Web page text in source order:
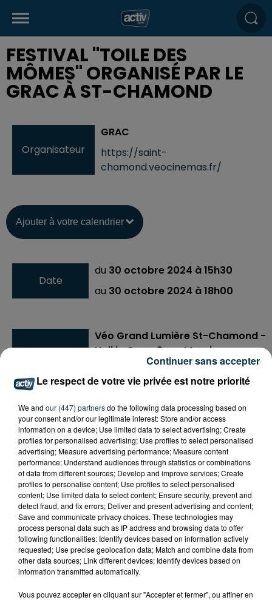
FESTIVAL "TOILE DES
MÔMES" ORGANISÉ PAR LE
GRAC À ST-CHAMOND
Organisateur
GRAC
https://saint-
chamond.veocinemas.fr/
Ajouter à votre calendrier
Date
du 30 octobre 2024 à 15h30
au 30 octobre 2024 à 18h00
Véo Grand Lumière St-Chamond -
Hall in One - 2 rue Maurice
Bonnevialle
42400 St-Chamond
Tarif
Payant
Tarif plein : 7 € - Tarif enfant : 5 €
Festival "Toile des Mômes" organisé par le GRAC
jusqu'au 3 novembre 2024.
Le Festival jeune public fait son grand retour pour les
vacances d'automne !
Au programme, une sélection de films pour enfnats,
accompagnée d'animations et d'ateliers.
Participez à l'avant-première et ciné-atelier avec le
Le respect de votre vie privée est notre priorité
We and our (447) partnersdo the following data processing based on
your consent and/or our legitimate interest: Store and/or access
information on a device; Use limited data to select advertising; Create
profiles for personalised advertising; Use profiles to select personalised
advertising; Measure advertising performance; Measure content
performance; Understand audiences through statistics or combinations
of data from different sources; Develop and improve services; Create
profiles to personalise content; Use profiles to select personalised
content; Use limited data to select content; Ensure security, prevent and
detect fraud, and fix errors; Deliver and present advertising and content;
Save and communicate privacy choices. These technologies may
process personal data such as IP address and browsing data to offer
following functionalities: Identify devices based on information actively
requested; Use precise geolocation data; Match and combine data from
other data sources; Link different devices; Identify devices based on
information transmitted automatically.
Vous pouvez accepter en cliquant sur "Accepter et fermer", ou affiner en
Continuer sans accepter